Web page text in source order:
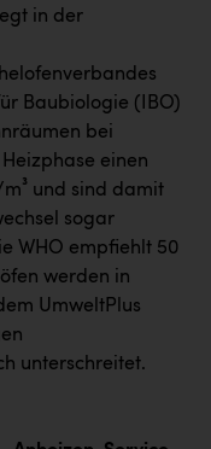
in der
Baubiologie (IBO)
bei
einen
m³ und sind damit
sogar
WHO empfiehlt 50
werden in
UmweltPlus
unterschreitet.